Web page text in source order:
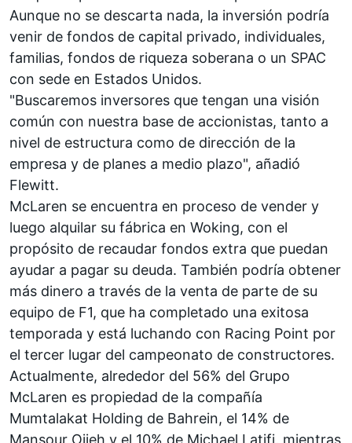
Aunque no se descarta nada, la inversión podría
venir de fondos de capital privado, individuales,
familias, fondos de riqueza soberana o un SPAC
con sede en Estados Unidos.
"Buscaremos inversores que tengan una visión
común con nuestra base de accionistas, tanto a
nivel de estructura como de dirección de la
empresa y de planes a medio plazo", añadió
Flewitt.
McLaren se encuentra en proceso de vender y
luego alquilar su fábrica en Woking, con el
propósito de recaudar fondos extra que puedan
ayudar a pagar su deuda. También podría obtener
más dinero a través de la venta de parte de su
equipo de F1, que ha completado una exitosa
temporada y está luchando con Racing Point por
el tercer lugar del campeonato de constructores.
Actualmente, alrededor del 56% del Grupo
McLaren es propiedad de la compañía
Mumtalakat Holding de Bahrein, el 14% de
Mansour Ojjeh y el 10% de Michael Latifi, mientras